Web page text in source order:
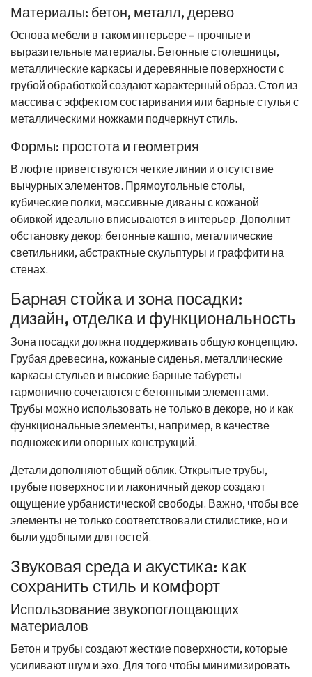
Материалы: бетон, металл, дерево
Основа мебели в таком интерьере – прочные и
выразительные материалы. Бетонные столешницы,
металлические каркасы и деревянные поверхности с
грубой обработкой создают характерный образ. Стол из
массива с эффектом состаривания или барные стулья с
металлическими ножками подчеркнут стиль.
Формы: простота и геометрия
В лофте приветствуются четкие линии и отсутствие
вычурных элементов. Прямоугольные столы,
кубические полки, массивные диваны с кожаной
обивкой идеально вписываются в интерьер. Дополнит
обстановку декор: бетонные кашпо, металлические
светильники, абстрактные скульптуры и граффити на
стенах.
Барная стойка и зона посадки:
дизайн, отделка и функциональность
Зона посадки должна поддерживать общую концепцию.
Грубая древесина, кожаные сиденья, металлические
каркасы стульев и высокие барные табуреты
гармонично сочетаются с бетонными элементами.
Трубы можно использовать не только в декоре, но и как
функциональные элементы, например, в качестве
подножек или опорных конструкций.
Детали дополняют общий облик. Открытые трубы,
грубые поверхности и лаконичный декор создают
ощущение урбанистической свободы. Важно, чтобы все
элементы не только соответствовали стилистике, но и
были удобными для гостей.
Звуковая среда и акустика: как
сохранить стиль и комфорт
Использование звукопоглощающих
материалов
Бетон и трубы создают жесткие поверхности, которые
усиливают шум и эхо. Для того чтобы минимизировать